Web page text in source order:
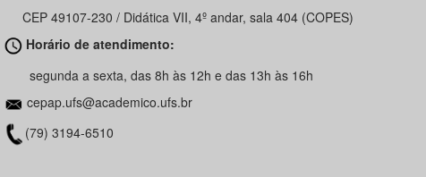
CEP 49107-230 / Didática VII, 4º andar, sala 404 (COPES)
Horário de atendimento:
segunda a sexta, das 8h às 12h e das 13h às 16h
cepap.ufs@academico.ufs.br
(79) 3194-6510